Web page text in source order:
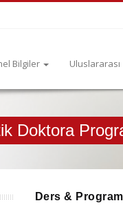
Bilgiler Uluslararası
Doktora
Ders &